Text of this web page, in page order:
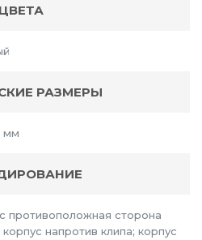
ЦВЕТА
РАЗМЕРЫ
мм
противоположная сторона
корпус напротив клипа; корпус